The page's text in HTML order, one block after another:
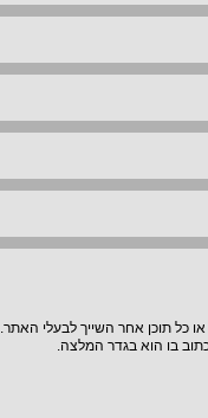
כל תוכן אחר השייך לבעלי האתר.